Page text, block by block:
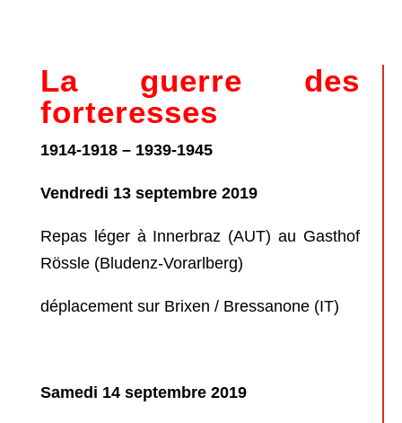
La guerre des
forteresses
1914-1918 – 1939-1945
Vendredi 13 septembre 2019
Repas léger à Innerbraz (AUT) au Gasthof
Rössle (Bludenz-Vorarlberg)
déplacement sur Brixen / Bressanone (IT)
Samedi 14 septembre 2019